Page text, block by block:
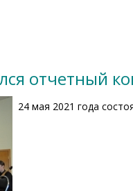
отчетный
24 мая 2021 года